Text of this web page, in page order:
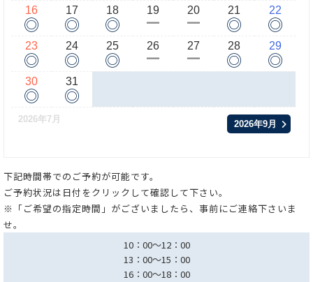
16
◎
17
◎
18
◎
19
ー
20
ー
21
◎
22
◎
23
◎
24
◎
25
◎
26
ー
27
ー
28
◎
29
◎
30
◎
31
◎
2026年7月 2026年9月
下記時間帯でのご予約が可能です。
ご予約状況は日付をクリックして確認して下さい。
※「ご希望の指定時間」がございましたら、事前にご連絡下さいま
せ。
10：00～12：00
13：00～15：00
16：00～18：00